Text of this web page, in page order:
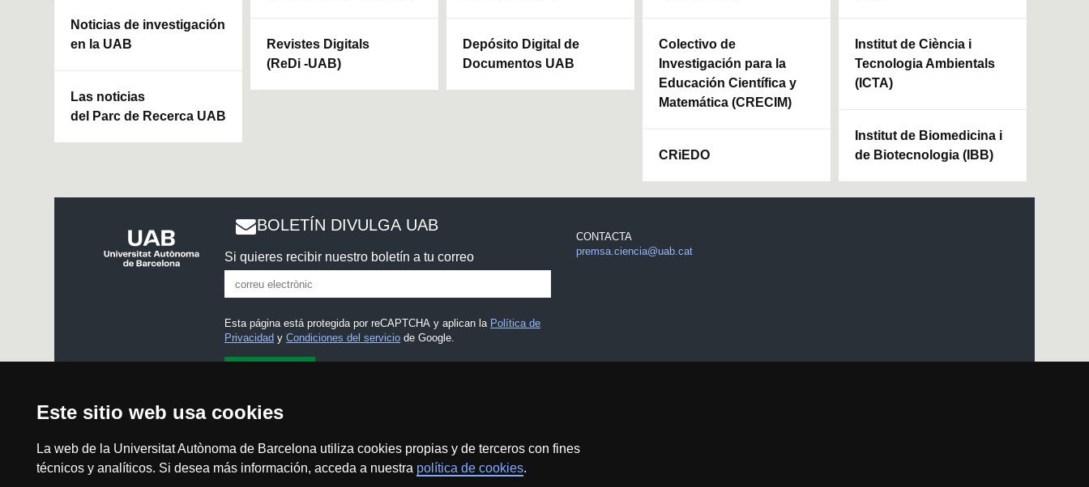
Este sitio web usa cookies
La web de la Universitat Autònoma de Barcelona utiliza cookies propias y de terceros con fines
técnicos y analíticos. Si desea más información, acceda a nuestra política de cookies.
Noticias de investigación
en la UAB
Las noticias
del Parc de Recerca UAB
Revistes Digitals
(ReDi -UAB)
Depósito Digital de
Documentos UAB
Colectivo de
Investigación para la
Educación Científica y
Matemática (CRECIM)
CRiEDO
Institut de Ciència i
Tecnologia Ambientals
(ICTA)
Institut de Biomedicina i
de Biotecnologia (IBB)
BOLETÍN DIVULGA UAB
Si quieres recibir nuestro boletín a tu correo
Esta página está protegida por reCAPTCHA y aplican la Política de
Privacidad yCondiciones del servicio de Google.
He leído y acepto el
CONTACTA
premsa.ciencia@uab.cat
Aviso legal Protección de datos Sobre el web